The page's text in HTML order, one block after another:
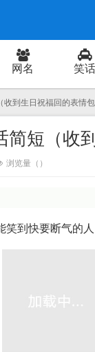
网名 笑话
到生日祝福回的表情包
短（收
浏览量（ ）
笑到快要断气的